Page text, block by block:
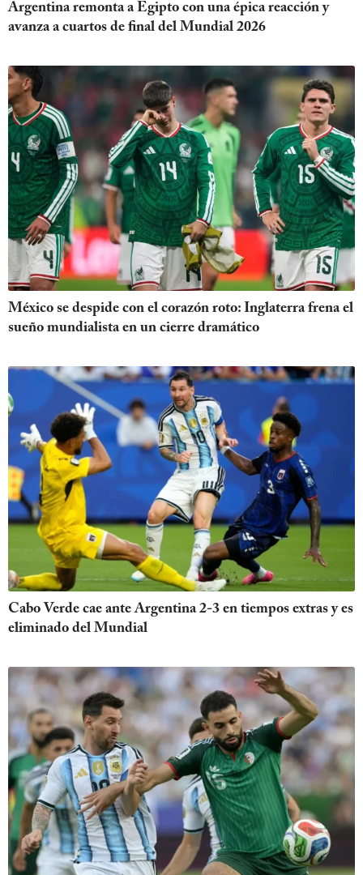
Argentina remonta a Egipto con una épica reacción y
avanza a cuartos de final del Mundial 2026
México se despide con el corazón roto: Inglaterra frena el
sueño mundialista en un cierre dramático
Cabo Verde cae ante Argentina 2-3 en tiempos extras y es
eliminado del Mundial